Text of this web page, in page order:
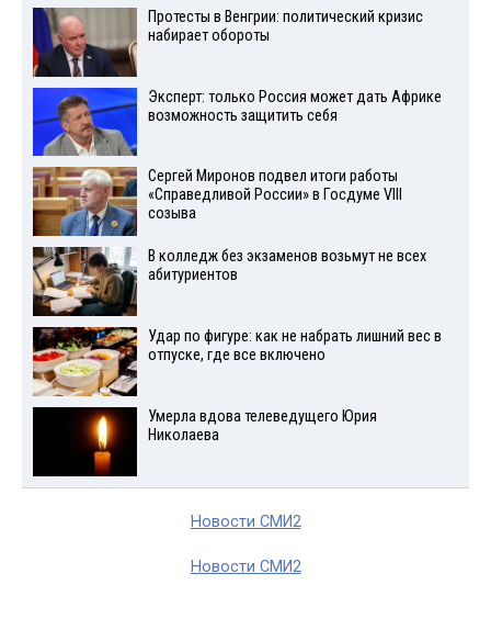
Протесты в Венгрии: политический кризис
набирает обороты
Эксперт: только Россия может дать Африке
возможность защитить себя
Сергей Миронов подвел итоги работы
«Справедливой России» в Госдуме VIII
созыва
В колледж без экзаменов возьмут не всех
абитуриентов
Удар по фигуре: как не набрать лишний вес в
отпуске, где все включено
Умерла вдова телеведущего Юрия
Николаева
Новости СМИ2
Новости СМИ2